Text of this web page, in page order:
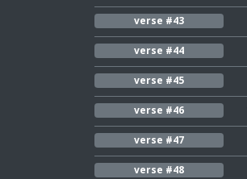
verse #43
verse #44
verse #45
verse #46
verse #47
verse #48